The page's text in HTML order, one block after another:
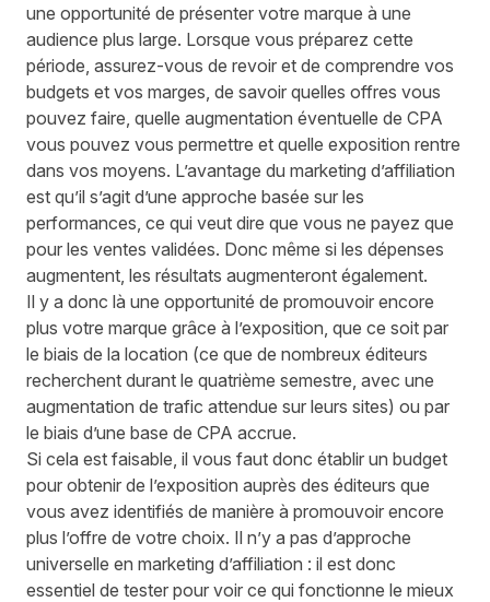
une opportunité de présenter votre marque à une
audience plus large. Lorsque vous préparez cette
période, assurez-vous de revoir et de comprendre vos
budgets et vos marges, de savoir quelles offres vous
pouvez faire, quelle augmentation éventuelle de CPA
vous pouvez vous permettre et quelle exposition rentre
dans vos moyens. L’avantage du marketing d’affiliation
est qu’il s’agit d’une approche basée sur les
performances, ce qui veut dire que vous ne payez que
pour les ventes validées. Donc même si les dépenses
augmentent, les résultats augmenteront également.
Il y a donc là une opportunité de promouvoir encore
plus votre marque grâce à l’exposition, que ce soit par
le biais de la location (ce que de nombreux éditeurs
recherchent durant le quatrième semestre avec une
augmentation de trafic attendue sur leurs sites) ou par
le biais d’une base de CPA accrue.
Si cela est faisable, il vous faut donc établir un budget
pour obtenir de l’exposition auprès des éditeurs que
vous avez identifiés de manière à promouvoir encore
plus l’offre de votre choix. Il n’y a pas d’approche
universelle en marketing d’affiliation : il est donc
essentiel de tester pour voir ce qui fonctionne le mieux